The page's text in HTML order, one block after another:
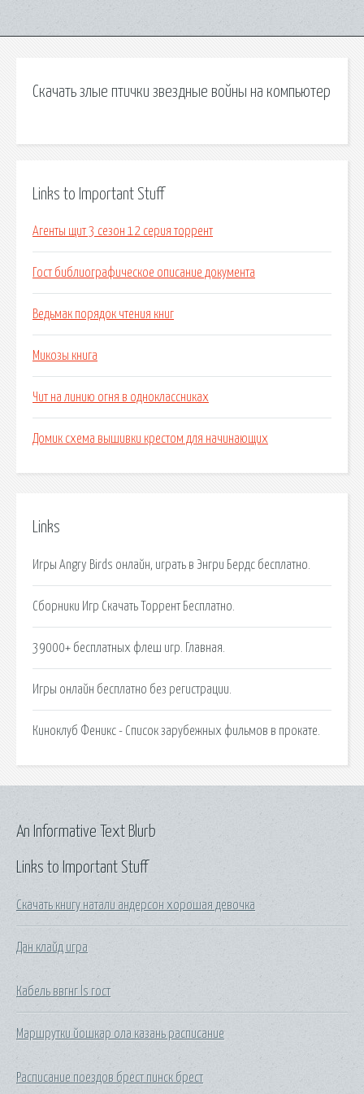
Скачать злые птички звездные войны на компьютер
Links to Important Stuff
Агенты щит 3 сезон 12 серия торрент
Гост библиографическое описание документа
Ведьмак порядок чтения книг
Микозы книга
Чит на линию огня в одноклассниках
Домик схема вышивки крестом для начинающих
Links
Игры Angry Birds онлайн, играть в Энгри Бердс бесплатно.
Сборники Игр Скачать Торрент Бесплатно.
39000+ бесплатных флеш игр. Главная.
Игры онлайн бесплатно без регистрации.
Киноклуб Феникс - Список зарубежных фильмов в прокате.
Links to Important Stuff
Скачать книгу натали андерсон хорошая девочка
Дан клайд игра
Кабель ввгнг ls гост
Маршрутки йошкар ола казань расписание
Расписание поездов брест пинск брест
An Informative Text Blurb